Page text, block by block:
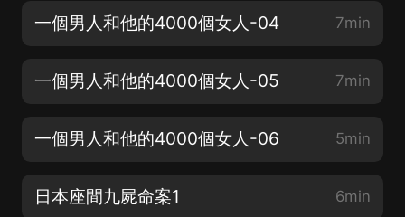
一個男人和他的4000個女人-04 7min
一個男人和他的4000個女人-05 7min
一個男人和他的4000個女人-06 5min
日本座間九屍命案1 6min